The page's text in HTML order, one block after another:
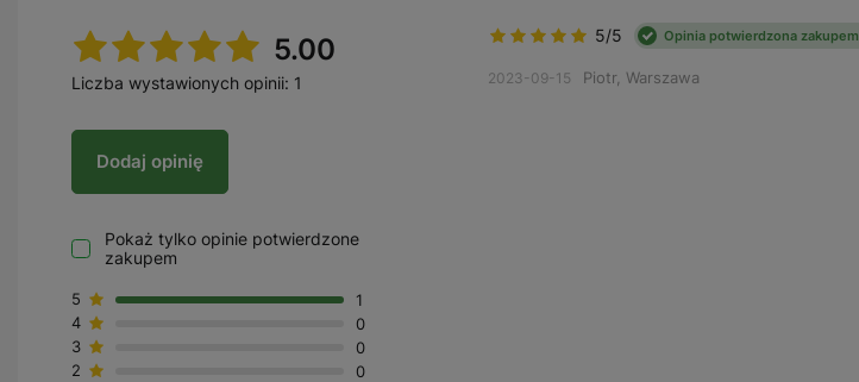
5.00
Liczba wystawionych opinii: 1
Dodaj opinię
Pokaż tylko opinie potwierdzone
zakupem
5
1
4
0
3
0
2
0
5/5 Opinia potwierdzona zakupem
2023-09-15 Piotr, Warszawa